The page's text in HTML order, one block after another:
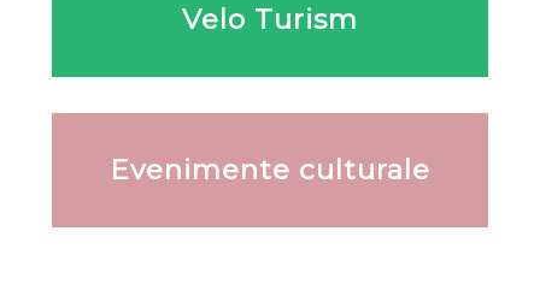
Velo Turism
Evenimente culturale